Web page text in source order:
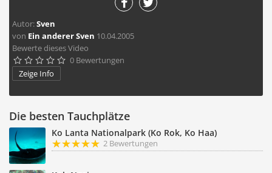
Autor:Sven
von Ein anderer Sven 10.04.2005
Bewerte dieses Video
     0 Bewertungen
Zeige Info
Die besten Tauchplätze
Ko Lanta Nationalpark (Ko Rok, Ko Haa)
2 Bewertungen